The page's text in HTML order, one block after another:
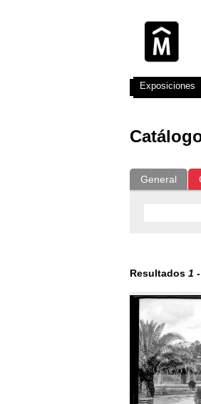
General
Resultados 1 -
Exposiciones